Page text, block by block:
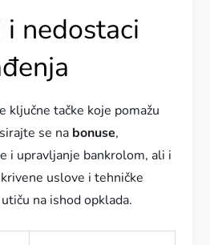
nedostaci
ključne tačke koje pomažu
se na bonuse,
i upravljanje bankrolom, ali i
uslove i tehničke
na ishod opklada.